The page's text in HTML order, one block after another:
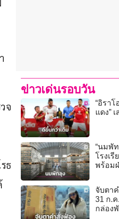
จ
ธ
ข่าวเด่นรอบวัน
“อิราโ
แดง”
“นมพั
โรงเ
พร้อม
จับตา
31 ก.
กล่อง